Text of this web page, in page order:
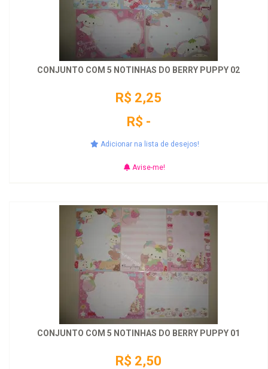
CONJUNTO COM 5 NOTINHAS DO BERRY PUPPY 02
R$ 2,25
R$ -
Adicionar na lista de desejos!
Avise-me!
CONJUNTO COM 5 NOTINHAS DO BERRY PUPPY 01
R$ 2,50